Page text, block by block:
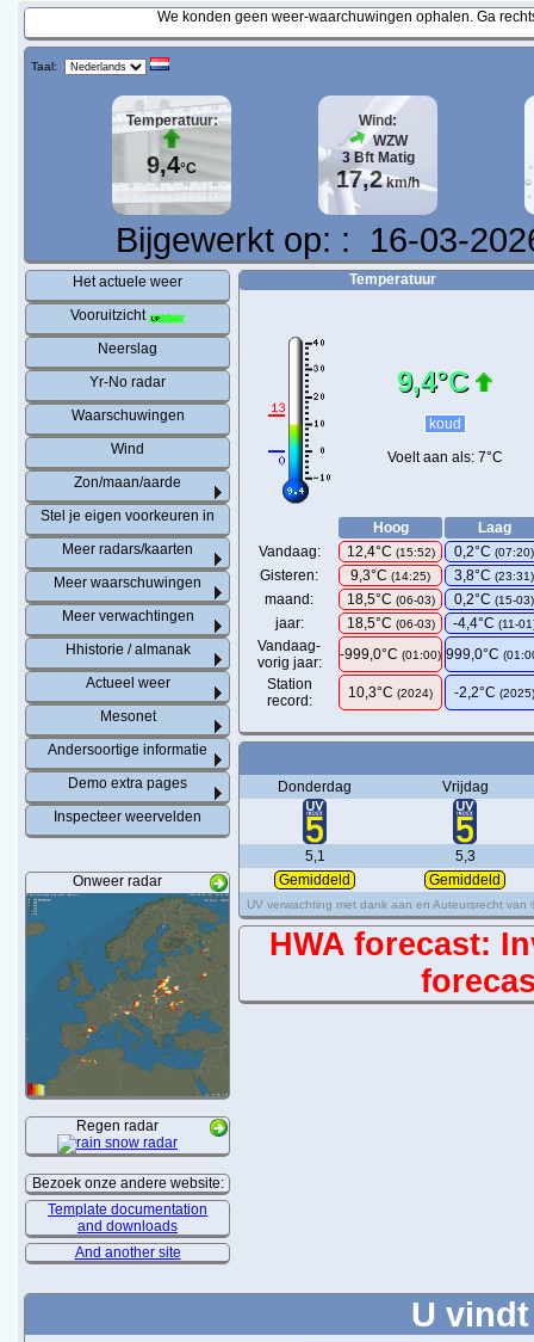
We konden geen weer-waarchuwingen ophalen. Ga
Taal:
Temperatuur:
9,4°C
Wind:
WZW
3Bft Matig
17,2km/h
Bijgewerkt op: : 16-03-
Het actuele weer
Vooruitzicht
Neerslag
Yr-No radar
Waarschuwingen
Wind
Zon/maan/aarde
Stel je eigen voorkeuren in
Meer radars/kaarten
Meer waarschuwingen
Meer verwachtingen
Hhistorie / almanak
Actueel weer
Mesonet
Andersoortige informatie
Demo extra pages
Inspecteer weervelden
Onweer radar
Regen radar
Bezoek onze andere website:
Template documentation
and downloads
And another site
Temperatuur
9,4°C
koud
Voelt aan als: 7°C
Hoog
Laag
Vandaag:
12,4°C (15:52) 0,2°C (07:20)
Gisteren: 9,3°C(14:25) 3,8°C(23:31)
maand: 18,5°C (06-03) 0,2°C(15-03)
jaar: 18,5°C (06-03) -4,4°C (11-
Vandaag-
vorig jaar:
-999,0°C(01:00) 999,0°C
Station
record:
10,3°C(2024) -2,2°C (2025)
Donderdag Vrijdag
5,1
5,3
Gemiddeld
Gemiddeld
UV verwachting met dank aan en Auteursrecht van
HWA forecast:
U